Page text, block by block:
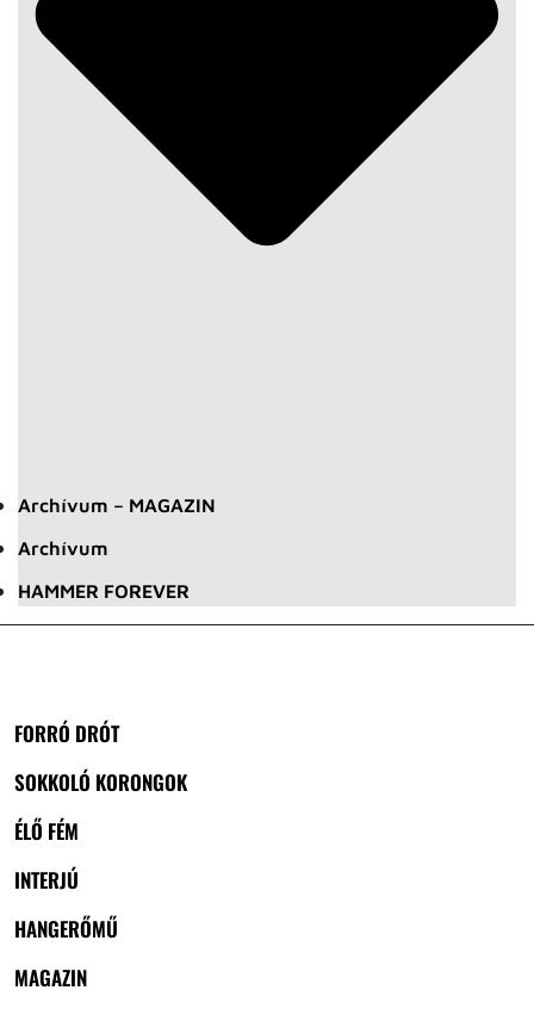
Archívum – MAGAZIN
Archívum
HAMMER FOREVER
FORRÓ DRÓT
SOKKOLÓ KORONGOK
ÉLŐ FÉM
INTERJÚ
HANGERŐMŰ
MAGAZIN